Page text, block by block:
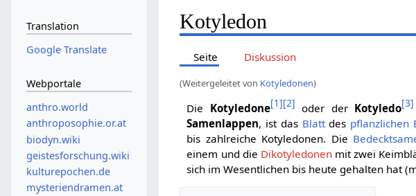
Kotyledon
Seite Diskussion
(Weitergeleitet von Kotyledonen)
Die Kotyledone[1][2] oder der Kotyledo[3]
Samenlappen, ist das Blattdes pflanzlichen
bis zahlreiche Kotyledonen. Die
einem und die Dikotyledonenmit zwei
sich im Wesentlichen bis heute gehalten hat
Translation
Google Translate
Webportale
anthro.world
anthroposophie.or.at
biodyn.wiki
geistesforschung.wiki
kulturepochen.de
mysteriendramen.at